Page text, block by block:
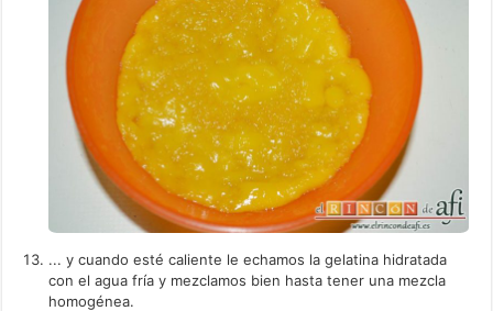
... y cuando esté caliente le echamos la gelatina hidratada
con el agua fría y mezclamos bien hasta tener una mezcla
homogénea.